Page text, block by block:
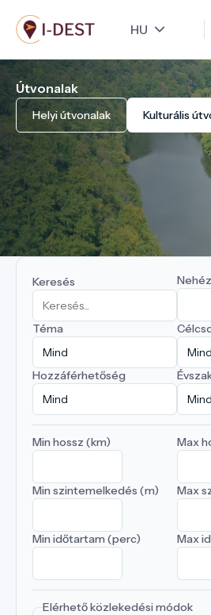
Ugrás
a
tartalomra
Útvonalak
Helyi útvonalak Kulturális
Keresés
Téma
Hozzáférhetőség
Min hossz (km) Max
Min szintemelkedés (m) Max
Min időtartam (perc) Max
Elérhető közlekedési módok